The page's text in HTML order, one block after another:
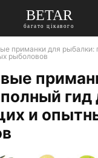
BETAR
багато цікавого
приманки для рыбалки:
рыболовов
гид
и